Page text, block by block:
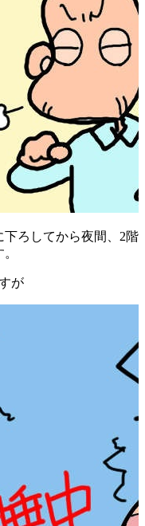
下ろしてから夜間、2階
が